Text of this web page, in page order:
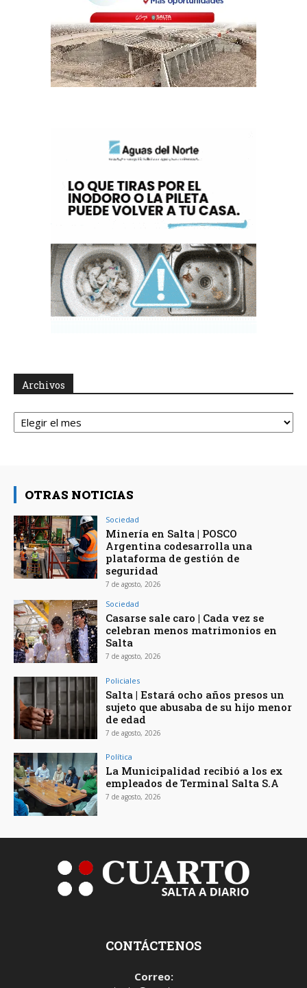
Archivos
Archivos
OTRAS NOTICIAS
Sociedad
Minería en Salta | POSCO
Argentina codesarrolla una
plataforma de gestión de
seguridad
7 de agosto, 2026
Sociedad
Casarse sale caro | Cada vez se
celebran menos matrimonios en
Salta
7 de agosto, 2026
Policiales
Salta | Estará ocho años presos un
sujeto que abusaba de su hijo menor
de edad
7 de agosto, 2026
Política
La Municipalidad recibió a los ex
empleados de Terminal Salta S.A
7 de agosto, 2026
CONTÁCTENOS
Correo: